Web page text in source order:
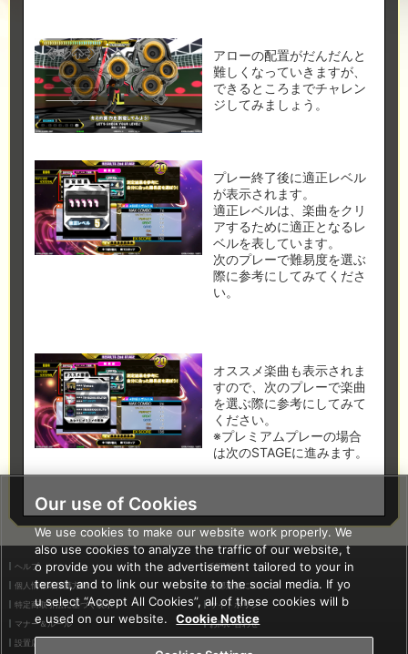
アローの配置がだんだんと
難しくなっていきますが、
できるところまでチャレン
ジしてみましょう。
プレー終了後に適正レベル
が表示されます。
適正レベルは、楽曲をクリ
アするために適正となるレ
ベルを表しています。
次のプレーで難易度を選ぶ
際に参考にしてみてくださ
い。
オススメ楽曲も表示されま
すので、次のプレーで楽曲
を選ぶ際に参考にしてみて
ください。
※プレミアムプレーの場合
は次のSTAGEに進みます。
ヘルプ
利用規約
個人情報等保護方針
外部送信について
特定商取引法に基づく表示
サイトポリシー
マナー＆ルール
お問い合わせ
設置店舗検索
Our use of Cookies
We use cookies to make our website work properly. We
also use cookies to analyze the traffic of our website, t
o provide you with the advertisement tailored to your in
terest, and to link our website to the social media. If yo
u select “Accept All Cookies”, all of these cookies will b
e used on our website.
Cookie Notice